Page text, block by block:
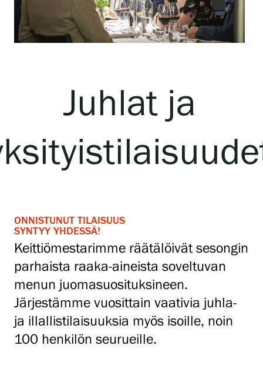
Ruoka & juoma
Juhlat ja yksityistilaisuudet
Autereentupa
Esteettömyys
Varaa pöytä
Juhlat ja
ONNISTUNUT TILAISUUS
SYNTYY YHDESSÄ!
Keittiömestarimme räätälöivät sesongin
parhaista raaka-aineista soveltuvan
menun juomasuosituksineen.
Järjestämme vuosittain vaativia juhla-
ja illallistilaisuuksia myös isoille, noin
100 henkilön seurueille.